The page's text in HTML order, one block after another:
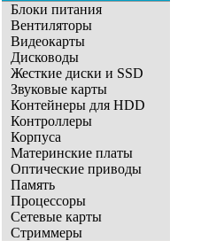
Блоки питания
Вентиляторы
Видеокарты
Дисководы
Жесткие диски и SSD
Звуковые карты
Контейнеры для HDD
Контроллеры
Корпуса
Материнские платы
Оптические приводы
Память
Процессоры
Сетевые карты
Стриммеры